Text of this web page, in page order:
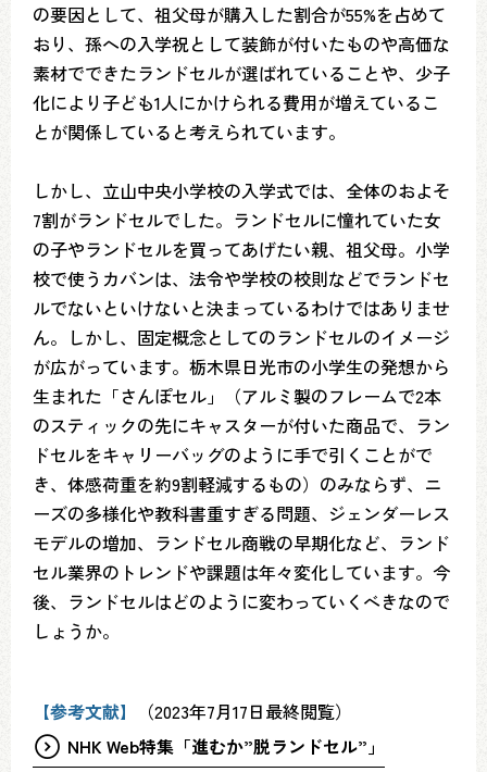
の要因として、祖父母が購入した割合が55%を占めて
おり、孫への入学祝として装飾が付いたものや高価な
素材でできたランドセルが選ばれていることや、少子
化により子ども1人にかけられる費用が増えているこ
とが関係していると考えられています。
しかし、立山中央小学校の入学式では、全体のおよそ
7割がランドセルでした。ランドセルに憧れていた女
の子やランドセルを買ってあげたい親、祖父母。小学
校で使うカバンは、法令や学校の校則などでランドセ
ルでないといけないと決まっているわけではありませ
ん。しかし、固定概念としてのランドセルのイメージ
が広がっています。栃木県日光市の小学生の発想から
生まれた「さんぽセル」（アルミ製のフレームで2本
のスティックの先にキャスターが付いた商品で、ラン
ドセルをキャリーバッグのように手で引くことがで
き、体感荷重を約9割軽減するもの）のみならず、ニ
ーズの多様化や教科書重すぎる問題、ジェンダーレス
モデルの増加、ランドセル商戦の早期化など、ランド
セル業界のトレンドや課題は年々変化しています。今
後、ランドセルはどのように変わっていくべきなので
しょうか。
【参考文献】
（2023年7月17日最終閲覧）
NHK Web特集「進むか”脱ランドセル”」